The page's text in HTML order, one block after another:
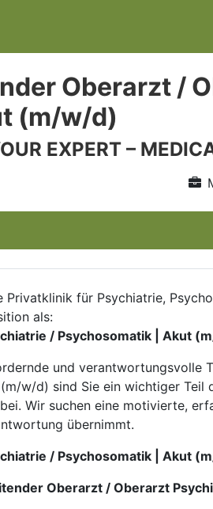
Oberarzt /
(m/w/d)
EXPERT –
Privatklinik für Psychiatrie,
als:
/ Psychosomatik | Akut
und
w/d) sind Sie ein wichtiger Teil
Wir suchen eine motivierte,
übernimmt.
/ Psychosomatik | Akut
Oberarzt / Oberarzt